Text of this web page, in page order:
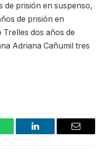
de prisión en suspenso,
de prisión en
dos años de
Adriana Cañumil tres
LinkedIn Email